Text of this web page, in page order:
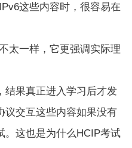
这些内容时，很容易在
太一样，它更强调实际理
结果真正进入学习后才发
议交互这些内容如果没有
。这也是为什么HCIP考试